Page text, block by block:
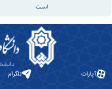
است
آپارات تلگرام